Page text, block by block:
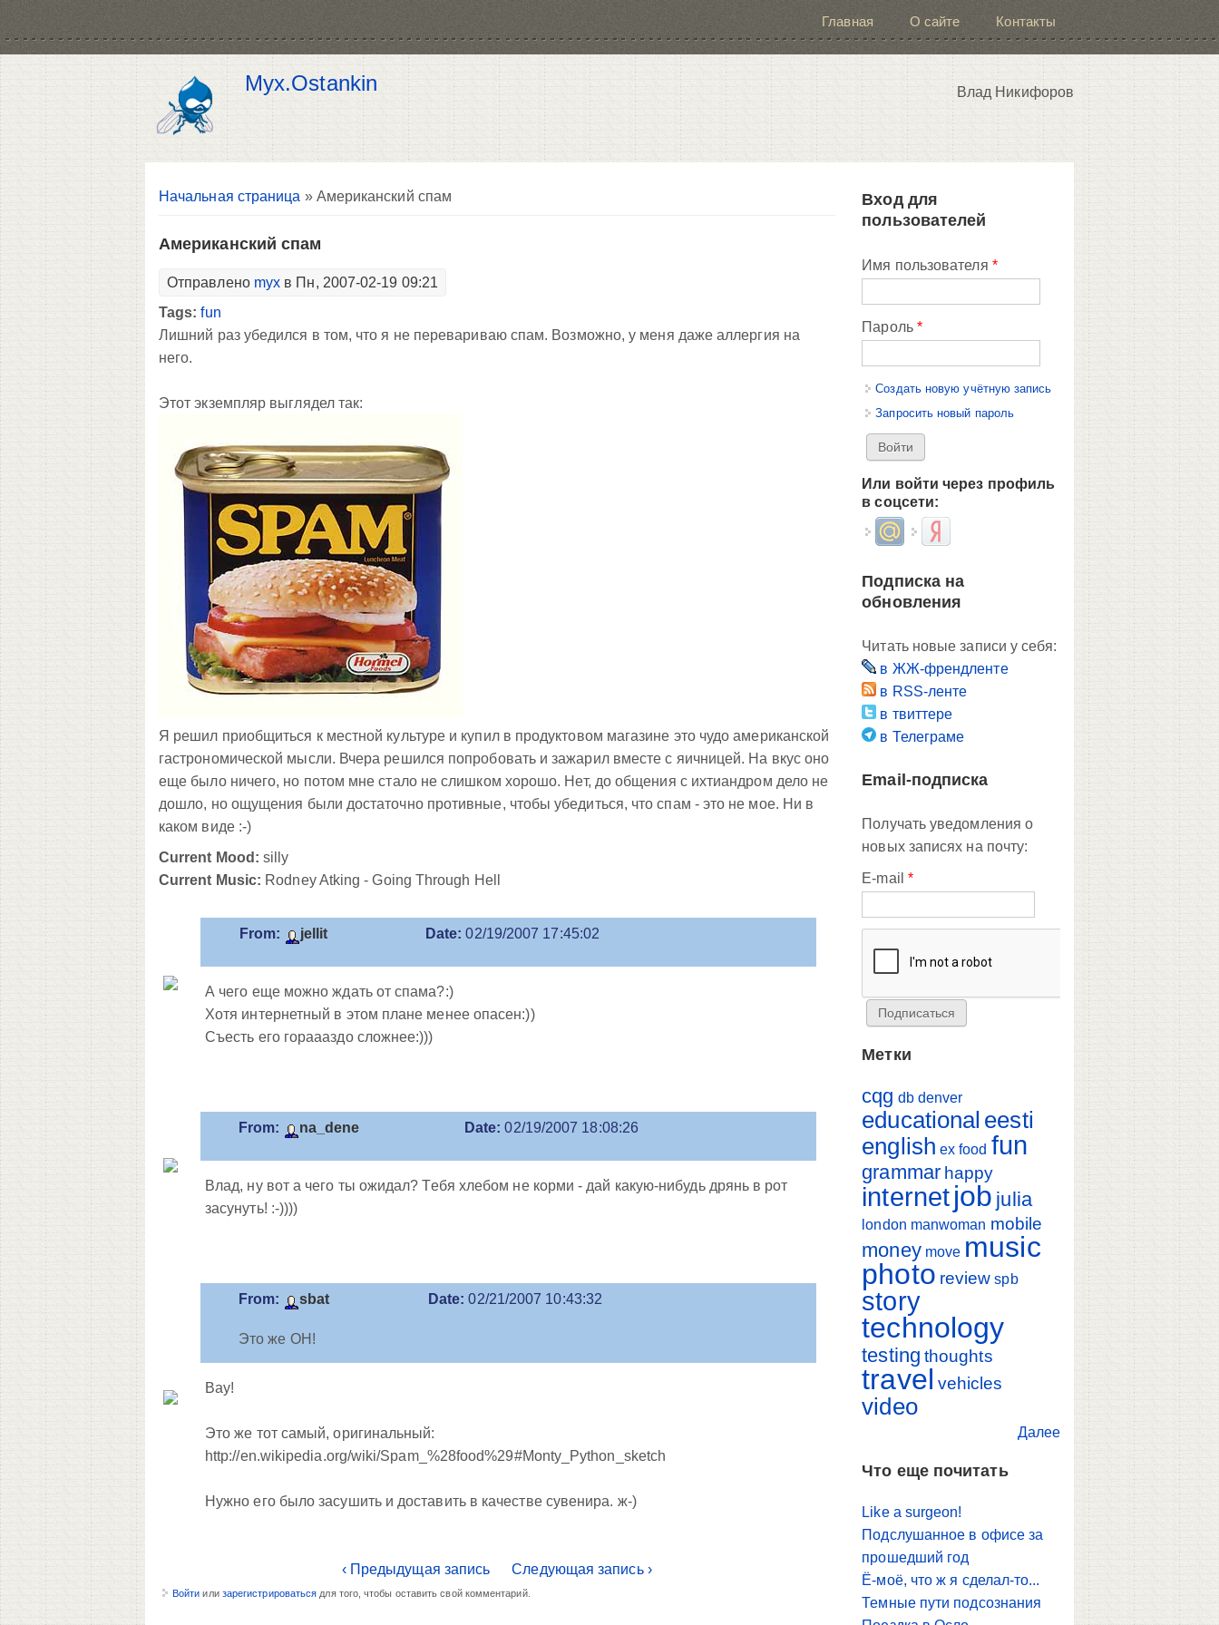
Главная О сайте Контакты
Myx.Ostankin Влад Никифоров
Вы здесь
Начальная страница » Американский спам
Американский спам
Отправлено myx в Пн, 2007-02-19 09:21
Tags:fun
Лишний раз убедился в том, что я не перевариваю спам. Возможно, у меня даже аллергия на
него.
Этот экземпляр выглядел так:
Я решил приобщиться к местной культуре и купил в продуктовом магазине это чудо американской
гастрономической мысли. Вчера решился попробовать и зажарил вместе с яичницей. На вкус оно
еще было ничего, но потом мне стало не слишком хорошо. Нет, до общения с ихтиандром дело не
дошло, но ощущения были достаточно противные, чтобы убедиться, что спам - это не мое. Ни в
каком виде :-)
Current Mood: silly
Current Music: Rodney Atking - Going Through Hell
From: jellit Date: 02/19/2007 17:45:02
А чего еще можно ждать от спама?:)
Хотя интернетный в этом плане менее опасен:))
Съесть его гораааздо сложнее:)))
From: na_dene Date: 02/19/2007 18:08:26
Влад, ну вот а чего ты ожидал? Тебя хлебом не корми - дай какую-нибудь дрянь в рот
засунуть! :-))))
From: sbat Date: 02/21/2007 10:43:32
Это же ОН!
Вау!
Это же тот самый, оригинальный:
http://en.wikipedia.org/wiki/Spam_%28food%29#Monty_Python_sketch
Нужно его было засушить и доставить в качестве сувенира. ж-)
‹ Предыдущая запись Следующая запись ›
Войти или зарегистрироваться для того, чтобы оставить свой комментарий.
Вход для
пользователей
Имя пользователя *
Пароль *
Создать новую учётную запись
Запросить новый пароль
Или войти через профиль
в соцсети:
Login with Mail.ruLogin with Яндекс
Подписка на
обновления
Читать новые записи у себя:
в ЖЖ-френдленте
в RSS-ленте
в твиттере
в Телеграме
Email-подписка
Получать уведомления о
новых записях на почту:
E-mail *
Метки
cqg db denver
educational eesti
english ex food fun
grammar happy
internetjob julia
london manwoman mobile
money move music
photo review spb
story
technology
testing thoughts
travel vehicles
video
Далее
Что еще почитать
Like a surgeon!
Подслушанное в офисе за
прошедший год
Ё-моё, что ж я сделал-то...
Темные пути подсознания